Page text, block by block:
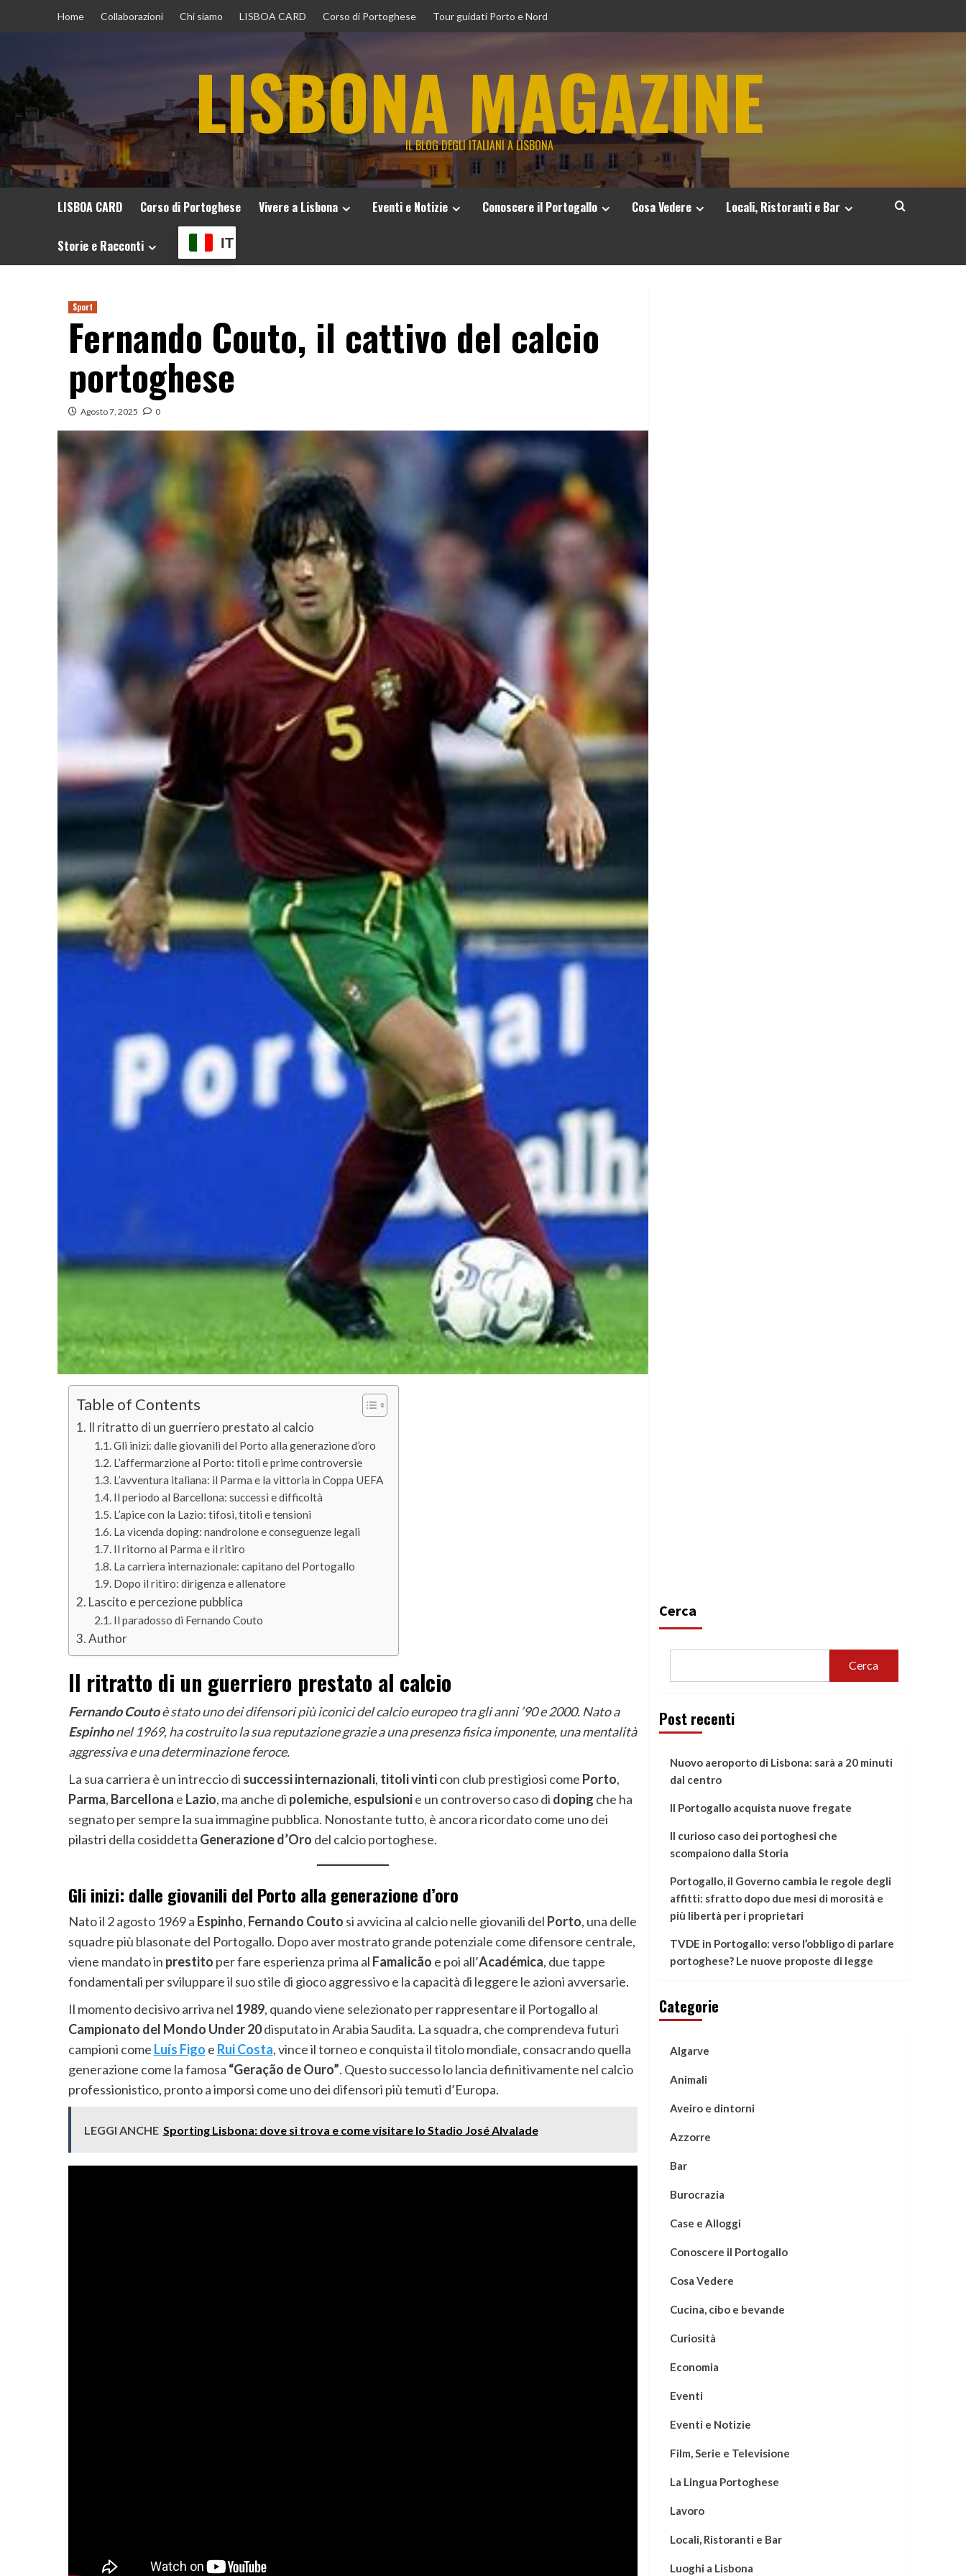
Home Collaborazioni Chi siamo LISBOA CARD Corso di Portoghese Tour guidati Porto e Nord
LISBONA MAGAZINE
IL BLOG DEGLI ITALIANI A LISBONA
LISBOA CARD Corso di Portoghese Vivere a Lisbona Eventi e Notizie Conoscere il Portogallo Cosa Vedere Locali, Ristoranti e Bar
Storie e Racconti IT
Sport
Fernando Couto, il cattivo del calcio
portoghese
Agosto 7, 2025 0
Table of Contents
Il ritratto di un guerriero prestato al calcio
Gli inizi: dalle giovanili del Porto alla generazione d’oro
L’affermarzione al Porto: titoli e prime controversie
L’avventura italiana: il Parma e la vittoria in Coppa UEFA
Il periodo al Barcellona: successi e difficoltà
L’apice con la Lazio: tifosi, titoli e tensioni
La vicenda doping: nandrolone e conseguenze legali
Il ritorno al Parma e il ritiro
La carriera internazionale: capitano del Portogallo
Dopo il ritiro: dirigenza e allenatore
Lascito e percezione pubblica
Il paradosso di Fernando Couto
Author
Il ritratto di un guerriero prestato al calcio
Fernando Coutoè stato uno dei difensori più iconici del calcio europeo tra gli anni ’90 e 2000. Nato a
Espinhonel 1969, ha costruito la sua reputazione grazie a una presenza fisica imponente, una mentalità
aggressiva e una determinazione feroce.
La sua carriera è un intreccio di successi internazionali, titoli vinticon club prestigiosi come Porto,
Parma, Barcellona e Lazio, ma anche di polemiche, espulsionie un controverso caso di doping che ha
segnato per sempre la sua immagine pubblica. Nonostante tutto, è ancora ricordato come uno dei
pilastri della cosiddetta Generazione d’Oro del calcio portoghese.
Gli inizi: dalle giovanili del Porto alla generazione d’oro
Nato il 2 agosto 1969 a Espinho, Fernando Couto si avvicina al calcio nelle giovanili del Porto, una delle
squadre più blasonate del Portogallo. Dopo aver mostrato grande potenziale come difensore centrale,
viene mandato in prestito per fare esperienza prima al Famalicão e poi all’Académica, due tappe
fondamentali per sviluppare il suo stile di gioco aggressivo e la capacità di leggere le azioni avversarie.
Il momento decisivo arriva nel 1989, quando viene selezionato per rappresentare il Portogallo al
Campionato del Mondo Under 20disputato in Arabia Saudita. La squadra, che comprendeva futuri
campioni come Luís Figo e Rui Costa, vince il torneo e conquista il titolo mondiale, consacrando quella
generazione come la famosa “Geração de Ouro”. Questo successo lo lancia definitivamente nel calcio
professionistico, pronto a imporsi come uno dei difensori più temuti d’Europa.
LEGGI ANCHE Sporting Lisbona: dove si trova e come visitare lo Stadio José Alvalade
Cerca
Cerca
Post recenti
Nuovo aeroporto di Lisbona: sarà a 20 minuti
dal centro
Il Portogallo acquista nuove fregate
Il curioso caso dei portoghesi che
scompaiono dalla Storia
Portogallo, il Governo cambia le regole degli
affitti: sfratto dopo due mesi di morosità e
più libertà per i proprietari
TVDE in Portogallo: verso l’obbligo di parlare
portoghese? Le nuove proposte di legge
Categorie
Algarve
Animali
Aveiro e dintorni
Azzorre
Bar
Burocrazia
Case e Alloggi
Conoscere il Portogallo
Cosa Vedere
Cucina, cibo e bevande
Curiosità
Economia
Eventi
Eventi e Notizie
Film, Serie e Televisione
La Lingua Portoghese
Lavoro
Locali, Ristoranti e Bar
Luoghi a Lisbona